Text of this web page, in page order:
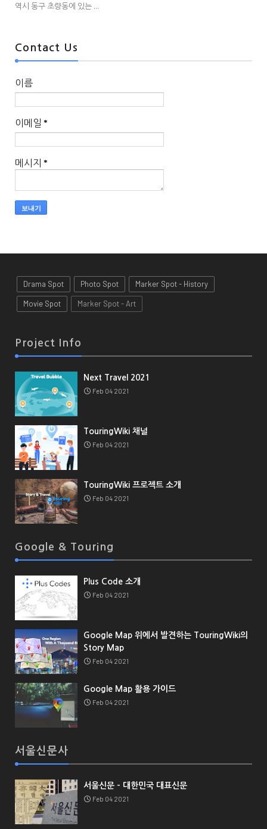
역시 동구 초량동에 있는 ...
Contact Us
이름
이메일 *
메시지 *
Drama Spot Photo Spot Marker Spot - History
Movie Spot Marker Spot - Art
Project Info
Next Travel 2021
Feb 04 2021
TouringWiki 채널
Feb 04 2021
TouringWiki 프로젝트 소개
Feb 04 2021
Google & Touring
Plus Code 소개
Feb 04 2021
Google Map 위에서 발견하는 TouringWiki의
Story Map
Feb 04 2021
Google Map 활용 가이드
Feb 04 2021
서울신문사
서울신문 - 대한민국 대표신문
Feb 04 2021